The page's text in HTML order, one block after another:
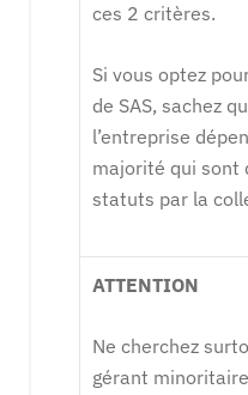
ces 2 critères.
Si vous optez
de SAS, sachez
l’entreprise
majorité qui sont
statuts par la
ATTENTION
Ne cherchez
gérant minoritaire